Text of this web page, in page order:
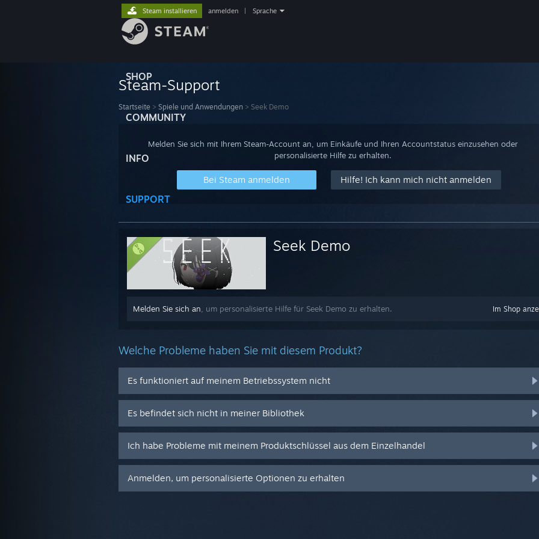
SHOP
COMMUNITY
INFO
SUPPORT
Steam installieren anmelden Sprache
Steam-Support
Startseite > Spiele und Anwendungen > Seek Demo
Melden Sie sich mit Ihrem Steam-Account an, um Einkäufe und Ihren Accountstatus einzusehen oder
personalisierte Hilfe zu erhalten.
Bei Steam anmelden Hilfe! Ich kann mich nicht anmelden
Seek Demo
Im Shop
Melden Sie sich an , um personalisierte Hilfe für Seek Demo zu erhalten.
Welche Probleme haben Sie mit diesem Produkt?
Es funktioniert auf meinem Betriebssystem nicht
Es befindet sich nicht in meiner Bibliothek
Ich habe Probleme mit meinem Produktschlüssel aus dem Einzelhandel
Anmelden, um personalisierte Optionen zu erhalten